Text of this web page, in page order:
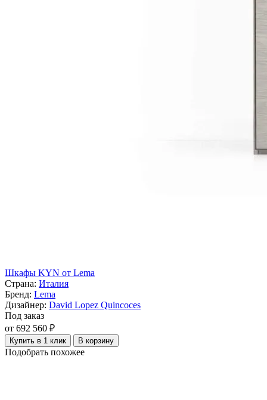
Шкафы KYN от Lema
Страна: Италия
Бренд: Lema
Дизайнер: David Lopez Quincoces
Под заказ
от 692 560 ₽
Купить в 1 клик В корзину
Подобрать похожее